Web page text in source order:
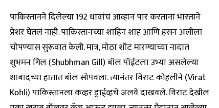
पाकिस्तानने दिलेल्या 192 धावांचं आव्हान पार करताना भारताने
प्रेशर घेतलं नाही. पाकिस्तानच्या शाहिन शाह आणि हसन अलीला
चोपण्यास सुरूवात केली. मात्र, मोठा शॉट मारण्याच्या नादात
शुभमन गिल (Shubhman Gill) बॉल पॉईंटला उभ्या असलेल्या
शाबादच्या हातात बॉल सोपवला. त्यानंतर विराट कोहलीने (Virat
Kohli) पाकिस्तानला कव्हर ड्राईव्हचे जलवे दाखवले. विराट देखील